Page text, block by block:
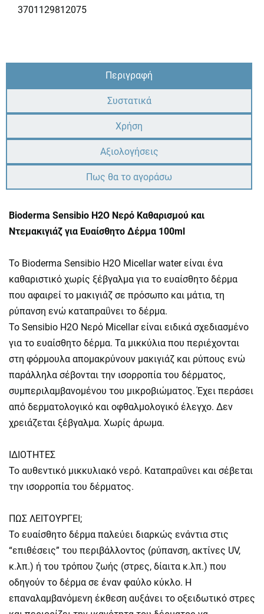
3701129812075
Περιγραφή
Συστατικά
Χρήση
Αξιολογήσεις
Πως θα το αγοράσω
Bioderma Sensibio H2O Νερό Καθαρισμού και
Ντεμακιγιάζ για Ευαίσθητο Δέρμα 100ml
Το Bioderma Sensibio H2O Micellar water είναι ένα
καθαριστικό χωρίς ξέβγαλμα για το ευαίσθητο δέρμα
που αφαιρεί το μακιγιάζ σε πρόσωπο και μάτια, τη
ρύπανση ενώ καταπραΰνει το δέρμα.
Το Sensibio H2O Νερό Micellar είναι ειδικά σχεδιασμένο
για το ευαίσθητο δέρμα. Τα μικκύλια που περιέχονται
στη φόρμουλα απομακρύνουν μακιγιάζ και ρύπους ενώ
παράλληλα σέβονται την ισορροπία του δέρματος,
συμπεριλαμβανομένου του μικροβιώματος. Έχει περάσει
από δερματολογικό και οφθαλμολογικό έλεγχο. Δεν
χρειάζεται ξέβγαλμα. Χωρίς άρωμα.
ΙΔΙΟΤΗΤΕΣ
Το αυθεντικό μικκυλιακό νερό. Καταπραΰνει και σέβεται
την ισορροπία του δέρματος.
ΠΩΣ ΛΕΙΤΟΥΡΓΕΙ;
Το ευαίσθητο δέρμα παλεύει διαρκώς ενάντια στις
“επιθέσεις” του περιβάλλοντος (ρύπανση, ακτίνες UV,
κ.λπ.) ή του τρόπου ζωής (στρες, δίαιτα κ.λπ.) που
οδηγούν το δέρμα σε έναν φαύλο κύκλο. Η
επαναλαμβανόμενη έκθεση αυξάνει το οξειδωτικό στρες